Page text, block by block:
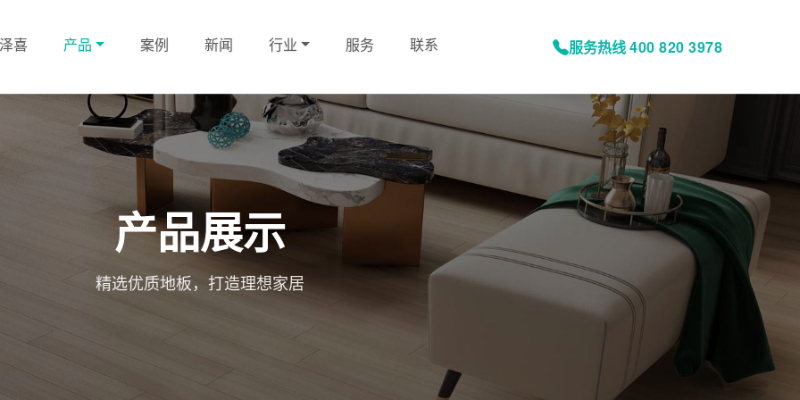
泽喜 产品 案例 新闻 行业 服务 联系 服务热线400 820 3978
产品展示
精选优质地板，打造理想家居